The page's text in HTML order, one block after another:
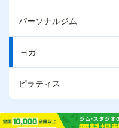
パーソナルジム
ヨガ
ピラティス